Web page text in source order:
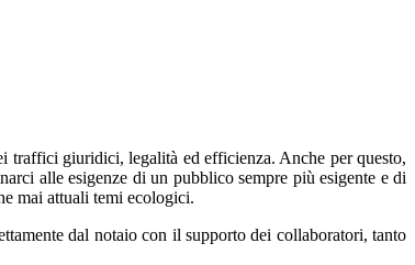
traffici giuridici, legalità ed efficienza. Anche per questo,
alle esigenze di un pubblico sempre più esigente e di
mai attuali temi ecologici.
dal notaio con il supporto dei collaboratori, tanto